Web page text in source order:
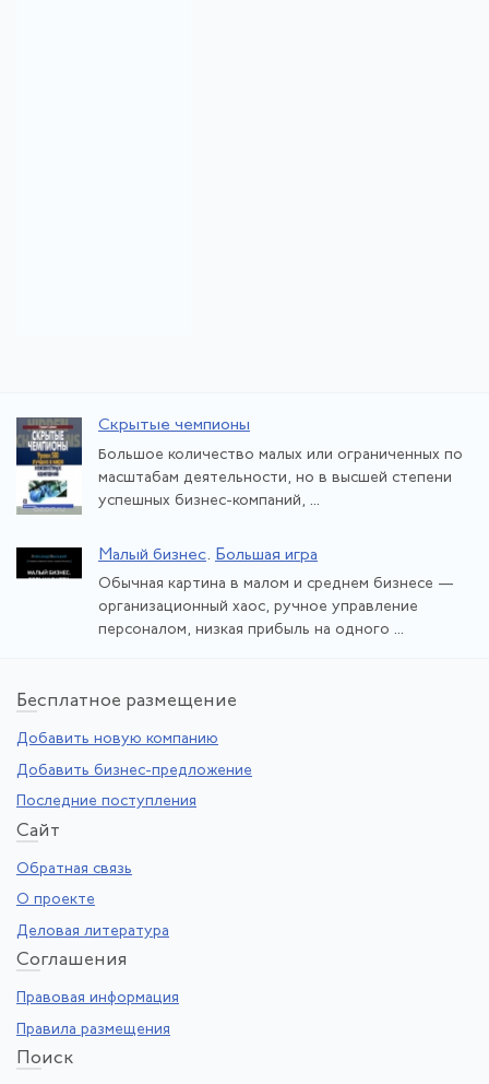
Скрытые чемпионы
Большое количество малых или ограниченных по
масштабам деятельности, но в высшей степени
успешных бизнес-компаний, ...
Малый бизнес. Большая игра
Обычная картина в малом и среднем бизнесе —
организационный хаос, ручное управление
персоналом, низкая прибыль на одного ...
Бесплатное размещение
Добавить новую компанию
Добавить бизнес-предложение
Последние поступления
Сайт
Обратная связь
О проекте
Деловая литература
Соглашения
Правовая информация
Правила размещения
Поиск